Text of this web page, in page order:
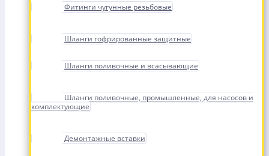
Фитинги чугунные резьбовые
Шланги гофрированные защитные
Шланги поливочные и всасывающие
Шланги поливочные, промышленные, для насосов и
комплектующие
Демонтажные вставки